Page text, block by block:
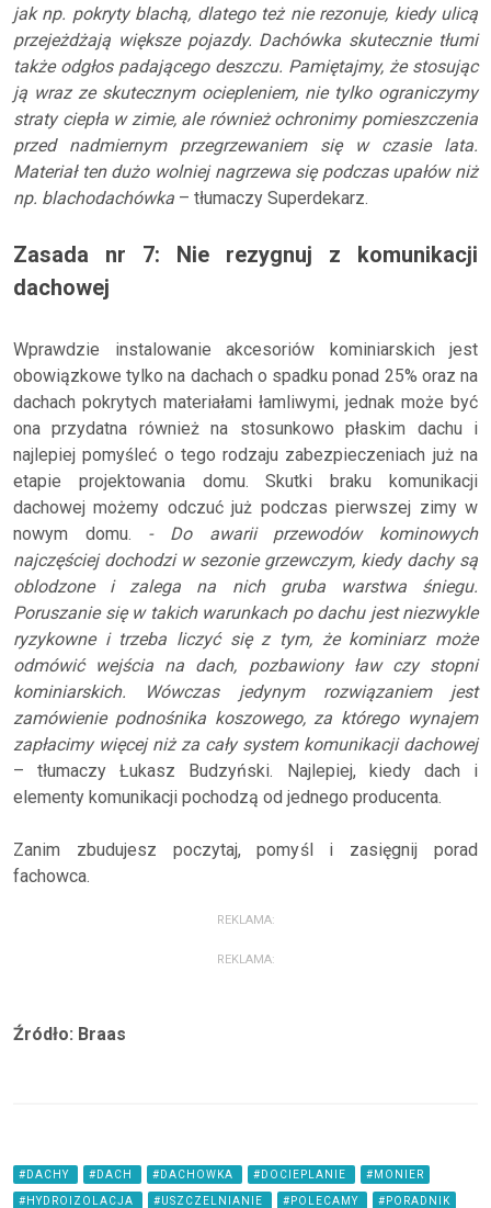
jak np. pokryty blachą, dlatego też nie rezonuje, kiedy ulicą
przejeżdżają większe pojazdy. Dachówka skutecznie tłumi
także odgłos padającego deszczu. Pamiętajmy, że stosując
ją wraz ze skutecznym ociepleniem, nie tylko ograniczymy
straty ciepła w zimie, ale również ochronimy pomieszczenia
przed nadmiernym przegrzewaniem się w czasie lata.
Materiał ten dużo wolniej nagrzewa się podczas upałów niż
np. blachodachówka – tłumaczy Superdekarz.
Zasada nr 7: Nie rezygnuj z komunikacji
dachowej
Wprawdzie instalowanie akcesoriów kominiarskich jest
obowiązkowe tylko na dachach o spadku ponad 25% oraz na
dachach pokrytych materiałami łamliwymi, jednak może być
ona przydatna również na stosunkowo płaskim dachu i
najlepiej pomyśleć o tego rodzaju zabezpieczeniach już na
etapie projektowania domu. Skutki braku komunikacji
dachowej możemy odczuć już podczas pierwszej zimy w
nowym domu. - Do awarii przewodów kominowych
najczęściej dochodzi w sezonie grzewczym, kiedy dachy są
oblodzone i zalega na nich gruba warstwa śniegu.
Poruszanie się w takich warunkach po dachu jest niezwykle
ryzykowne i trzeba liczyć się z tym, że kominiarz może
odmówić wejścia na dach, pozbawiony ław czy stopni
kominiarskich. Wówczas jedynym rozwiązaniem jest
zamówienie podnośnika koszowego, za którego wynajem
zapłacimy więcej niż za cały system komunikacji dachowej
– tłumaczy Łukasz Budzyński. Najlepiej, kiedy dach i
elementy komunikacji pochodzą od jednego producenta.
Zanim zbudujesz poczytaj, pomyśl i zasięgnij porad
fachowca.
REKLAMA:
REKLAMA:
Źródło: Braas
#DACHY #DACH #DACHOWKA #DOCIEPLANIE #MONIER
#HYDROIZOLACJA #USZCZELNIANIE #POLECAMY #PORADNIK